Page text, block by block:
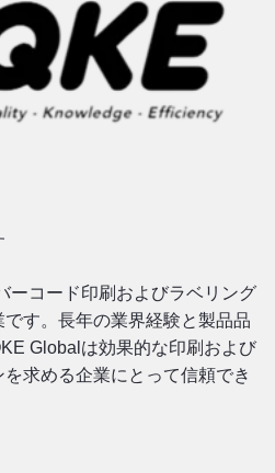
ーコード印刷およびラベリング
す。長年の業界経験と製品品
Globalは効果的な印刷および
求める企業にとって信頼でき